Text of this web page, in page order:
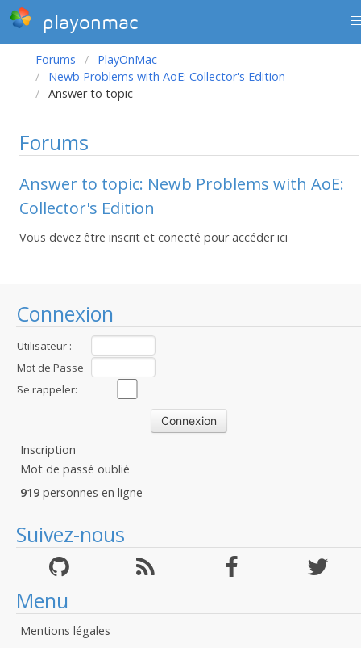
playonmac
Connexion
Utilisateur :
Mot de Passe
:Se rappeler:
Inscription
Mot de passé oublié
919 personnes en ligne
Suivez-nous
Menu
Mentions légales
Forums
PlayOnMac
Newb Problems with AoE: Collector's Edition
Answer to topic
Forums
Answer to topic: Newb Problems with AoE:
Collector's Edition
Vous devez être inscrit et conecté pour accéder ici